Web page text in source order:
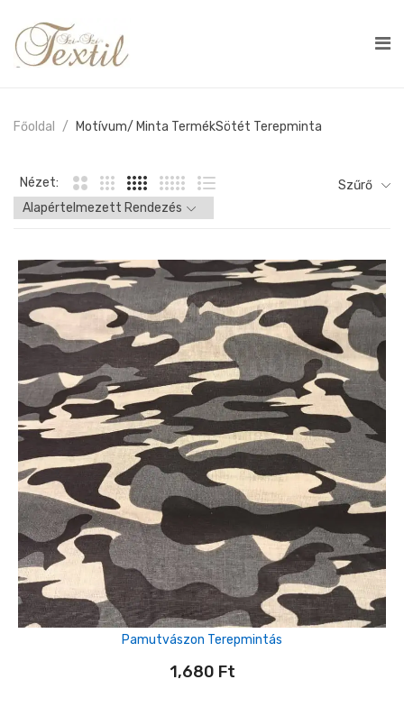
Főoldal Motívum/ Minta TermékSötét Terepminta
Nézet: Szűrő
Pamutvászon Terepmintás
1,680 Ft